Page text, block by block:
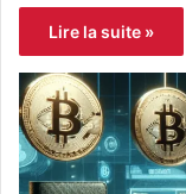
Lire la suite »